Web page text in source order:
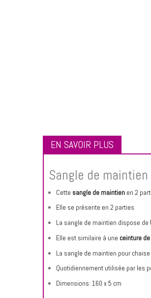
EN SAVOIR PLUS
Sangle de
Cette sangle de maintien en 2
Elle se présente en 2 parties
La sangle de maintien dispose de
Elle est similaire à une ceinture
La sangle de maintien pour
Quotidiennement utilisée par les
Dimensions: 160 x 5 cm